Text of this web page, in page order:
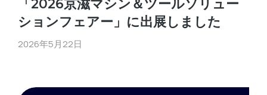
「2026京滋マシン＆ツールソリュー
ションフェアー」に出展しました
2026年5月22日